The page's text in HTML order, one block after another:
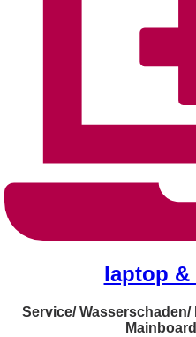
laptop
Service/